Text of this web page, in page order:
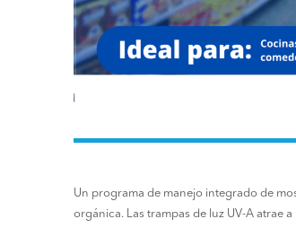
Un programa de manejo integrado de
orgánica. Las trampas de luz UV-A atrae